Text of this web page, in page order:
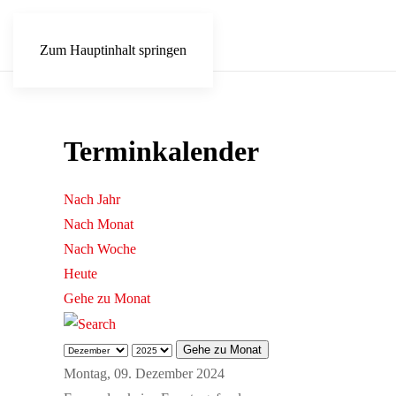
Zum Hauptinhalt springen
Terminkalender
Nach Jahr
Nach Monat
Nach Woche
Heute
Gehe zu Monat
Gehe zu Monat
Montag, 09. Dezember 2024